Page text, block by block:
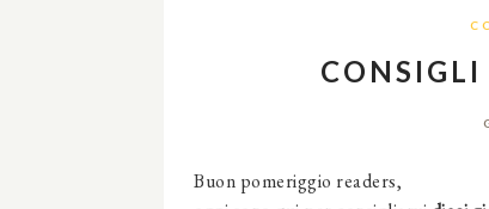
Buon pomeriggio readers,